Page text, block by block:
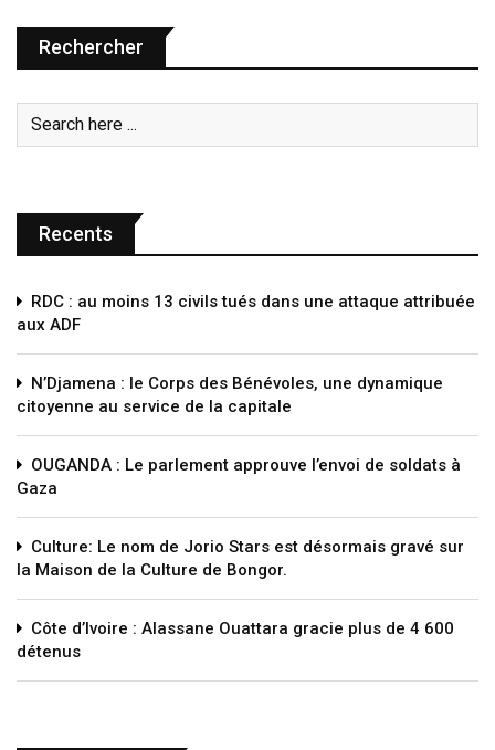
Rechercher
Recents
RDC : au moins 13 civils tués dans une attaque attribuée
aux ADF
N’Djamena : le Corps des Bénévoles, une dynamique
citoyenne au service de la capitale
OUGANDA : Le parlement approuve l’envoi de soldats à
Gaza
Culture: Le nom de Jorio Stars est désormais gravé sur
la Maison de la Culture de Bongor.
Côte d’Ivoire : Alassane Ouattara gracie plus de 4 600
détenus